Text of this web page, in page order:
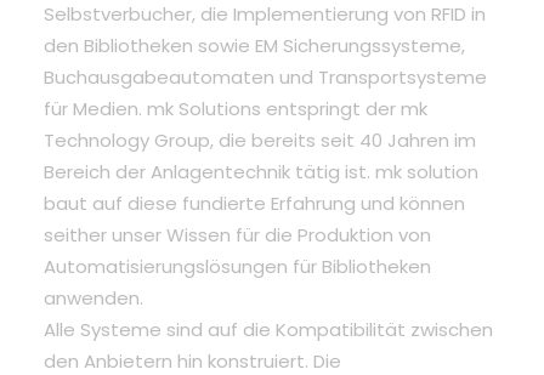
Selbstverbucher, die Implementierung von RFID in
den Bibliotheken sowie EM Sicherungssysteme,
Buchausgabeautomaten und Transportsysteme
für Medien. mk Solutions entspringt der mk
Technology Group, die bereits seit 40 Jahren im
Bereich der Anlagentechnik tätig ist. mk solution
baut auf diese fundierte Erfahrung und können
seither unser Wissen für die Produktion von
Automatisierungslösungen für Bibliotheken
anwenden.
Alle Systeme sind auf die Kompatibilität zwischen
den Anbietern hin konstruiert. Die